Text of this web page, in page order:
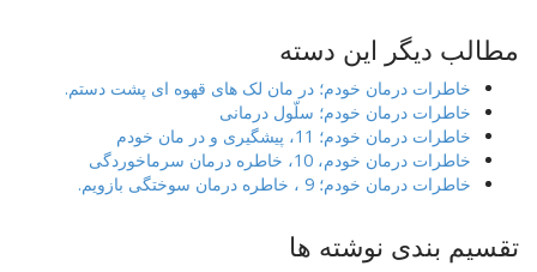
مطالب دیگر این دسته
خاطرات درمان خودم؛ در مان لک های قهوه ای پشت دستم.
خاطرات درمان خودم؛ سلّول درمانی
خاطرات درمان خودم؛ 11، پیشگیری و در مان خودم
خاطرات درمان خودم، 10، خاطره درمان سرماخوردگی
خاطرات درمان خودم؛ 9 ، خاطره درمان سوختگی بازویم.
تقسیم بندی نوشته ها